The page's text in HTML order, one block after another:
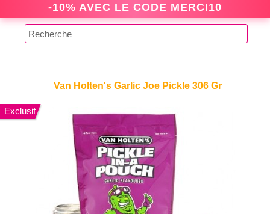
-10% AVEC LE CODE MERCI10
Van Holten's Garlic Joe Pickle 306 Gr
Exclusif